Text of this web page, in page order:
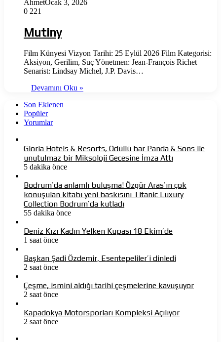
AhmetOcak 3, 2026
0 221
Mutiny
Film Künyesi Vizyon Tarihi: 25 Eylül 2026 Film Kategorisi:
Aksiyon, Gerilim, Suç Yönetmen: Jean-François Richet
Senarist: Lindsay Michel, J.P. Davis…
Devamını Oku »
Son Eklenen
Popüler
Yorumlar
Gloria Hotels & Resorts, Ödüllü bar Panda & Sons ile
unutulmaz bir Miksoloji Gecesine İmza Attı
5 dakika önce
Bodrum’da anlamlı buluşma! Özgür Aras’ın çok
konuşulan kitabı yeni baskısını Titanic Luxury
Collection Bodrum’da kutladı
55 dakika önce
Deniz Kızı Kadın Yelken Kupası 18 Ekim’de
1 saat önce
Başkan Şadi Özdemir, Esentepeliler’i dinledi
2 saat önce
Çeşme, ismini aldığı tarihi çeşmelerine kavuşuyor
2 saat önce
Kapadokya Motorsporları Kompleksi Açılıyor
2 saat önce